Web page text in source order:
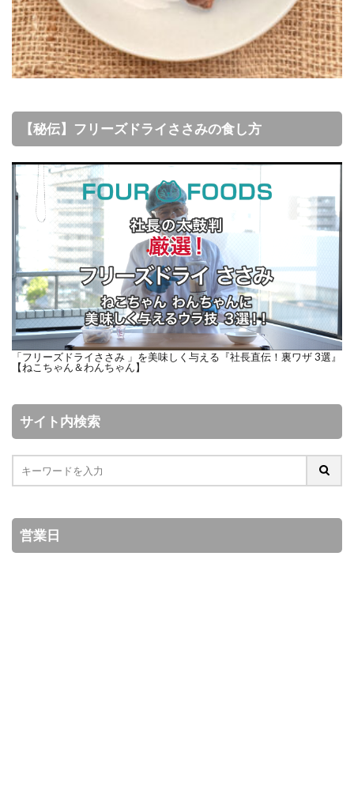
【秘伝】フリーズドライささみの食し方
「フリーズドライささみ 」を美味しく与える『社長直伝！裏ワザ 3選』
【ねこちゃん＆わんちゃん】
サイト内検索
営業日